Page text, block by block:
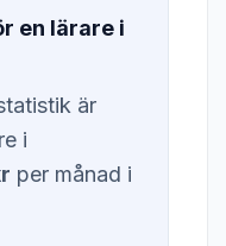
en lärare i
är
i
per månad i